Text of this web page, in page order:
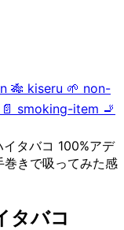
🎋 kiseru 🌱 non-
📄 smoking-item 🚬
イタバコ 100%アデ
巻きで吸ってみた感
タバコ